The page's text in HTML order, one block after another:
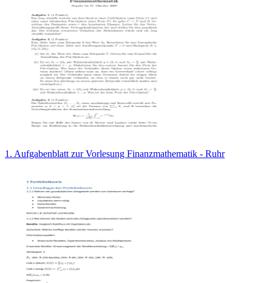
1. Aufgabenblatt zur Vorlesung Finanzmathematik - Ruhr